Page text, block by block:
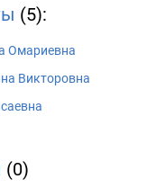
(5):
Омариевна
Викторовна
(0)